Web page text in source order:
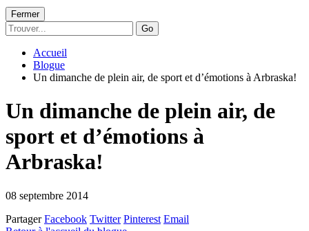
Fermer
Go
Accueil
Blogue
Un dimanche de plein air, de sport et d’émotions à Arbraska!
Un dimanche de plein air, de
sport et d’émotions à
Arbraska!
08 septembre 2014
Partager Facebook Twitter Pinterest Email